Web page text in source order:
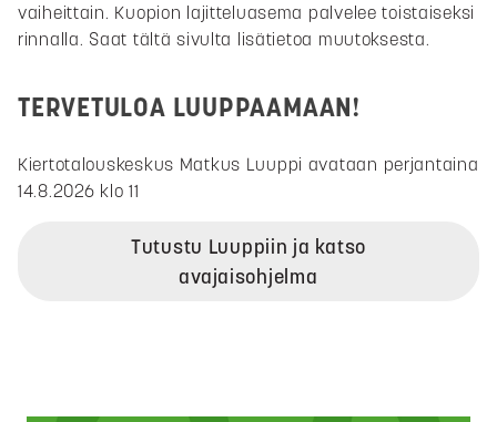
vaiheittain. Kuopion lajitteluasema palvelee toistaiseksi
rinnalla. Saat tältä sivulta lisätietoa muutoksesta.
TERVETULOA LUUPPAAMAAN!
Kiertotalouskeskus Matkus Luuppi avataan perjantaina
14.8.2026 klo 11
Tutustu Luuppiin ja katso
avajaisohjelma